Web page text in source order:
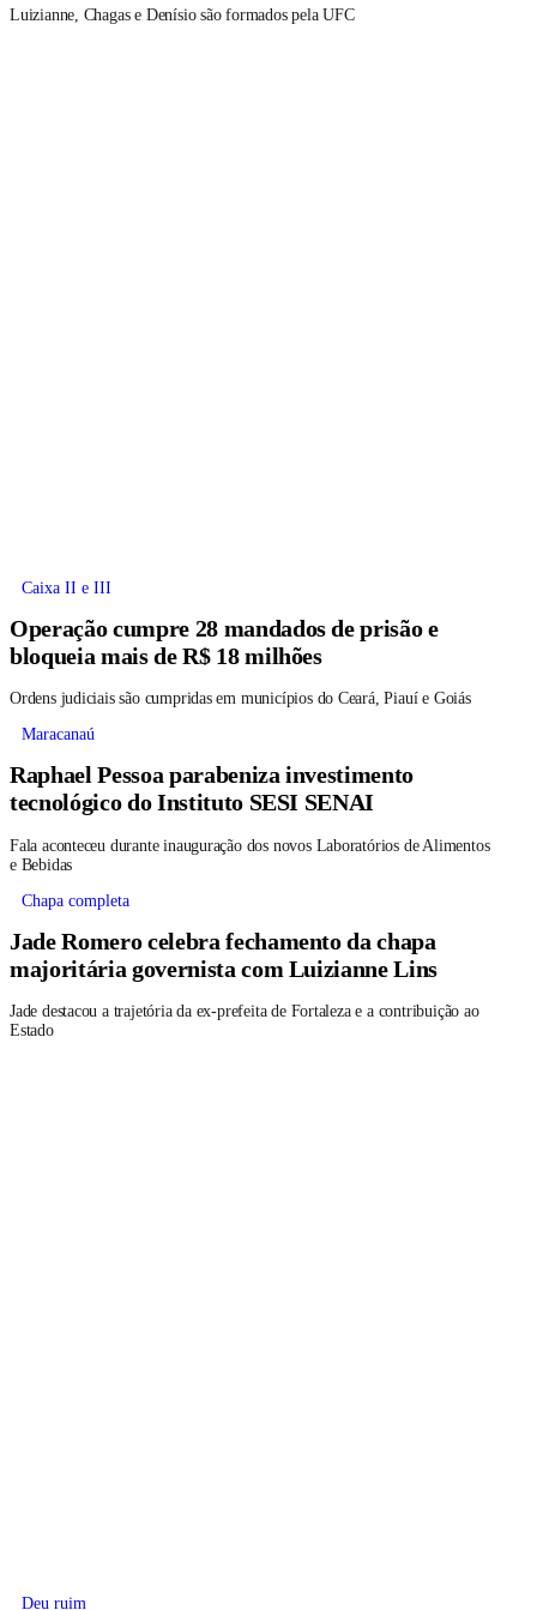
Luizianne, Chagas e Denísio são formados pela UFC
Caixa II e III
Operação cumpre 28 mandados de prisão e
bloqueia mais de R$ 18 milhões
Ordens judiciais são cumpridas em municípios do Ceará, Piauí e Goiás
Maracanaú
Raphael Pessoa parabeniza investimento
tecnológico do Instituto SESI SENAI
Fala aconteceu durante inauguração dos novos Laboratórios de Alimentos
e Bebidas
Chapa completa
Jade Romero celebra fechamento da chapa
majoritária governista com Luizianne Lins
Jade destacou a trajetória da ex-prefeita de Fortaleza e a contribuição ao
Estado
Deu ruim